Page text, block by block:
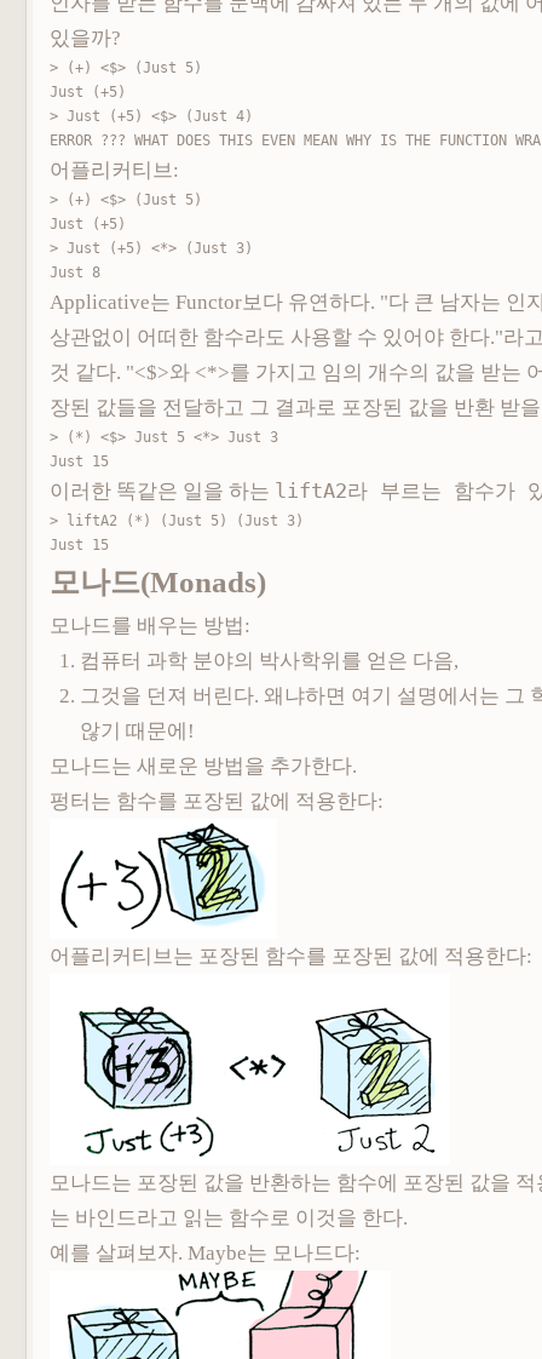
있을까?
> (+) <$> (Just 5)
Just (+5)
> Just (+5) <$> (Just 4)
ERROR ??? WHAT DOES THIS EVEN MEAN WHY IS THE FUNCTION
어플리커티브:
> (+) <$> (Just 5)
Just (+5)
> Just (+5) <*> (Just 3)
Just 8
Applicative는 Functor보다 유연하다. "다 큰 남자는 인
상관없이 어떠한 함수라도 사용할 수 있어야 한다."라
것 같다. "<$>와 <*>를 가지고 임의 개수의 값을 받는
장된 값들을 전달하고 그 결과로 포장된 값을 반환 받
> (*) <$> Just 5 <*> Just 3
Just 15
이러한 똑같은 일을 하는 liftA2라 부르는 함수가
> liftA2 (*) (Just 5) (Just 3)
Just 15
모나드(Monads)
모나드를 배우는 방법:
컴퓨터 과학 분야의 박사학위를 얻은 다음,
그것을 던져 버린다. 왜냐하면 여기 설명에서는 그
않기 때문에!
모나드는 새로운 방법을 추가한다.
펑터는 함수를 포장된 값에 적용한다:
어플리커티브는 포장된 함수를 포장된 값에 적용한다:
모나드는 포장된 값을 반환하는 함수에 포장된 값을
는 바인드라고 읽는 함수로 이것을 한다.
예를 살펴보자. Maybe는 모나드다: